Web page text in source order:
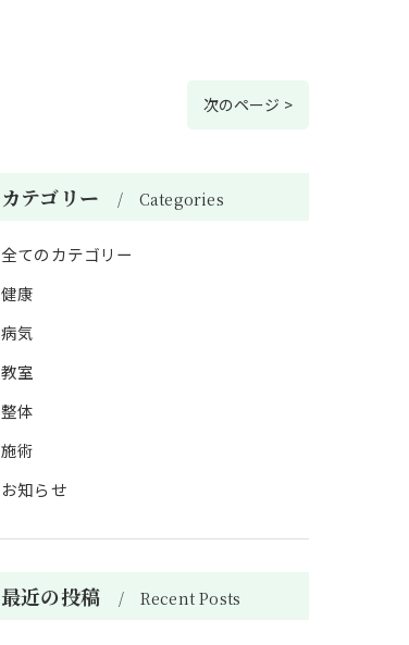
次のページ >
カテゴリー Categories
全てのカテゴリー
健康
病気
教室
整体
施術
お知らせ
最近の投稿 Recent Posts